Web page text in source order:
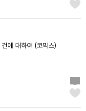
에 대하여 (코믹스)